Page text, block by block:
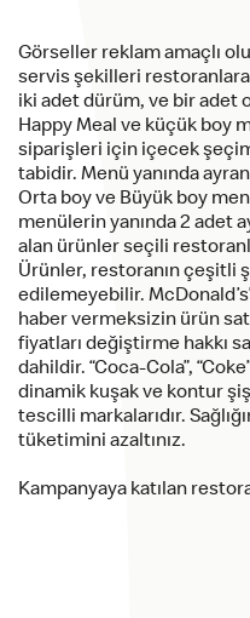
Görseller reklam amaçlı
servis şekilleri
iki adet dürüm, ve bir adet
Happy Meal ve küçük boy
siparişleri için içecek
tabidir. Menü yanında
Orta boy ve Büyük boy
menülerin yanında 2 adet
alan ürünler seçili
Ürünler, restoranın çeşitli
edilemeyebilir.
haber vermeksizin ürün
fiyatları değiştirme hakkı
dahildir. “Coca-Cola”,
dinamik kuşak ve kontur
tescilli markalarıdır.
tüketimini azaltınız.
Kampanyaya katılan